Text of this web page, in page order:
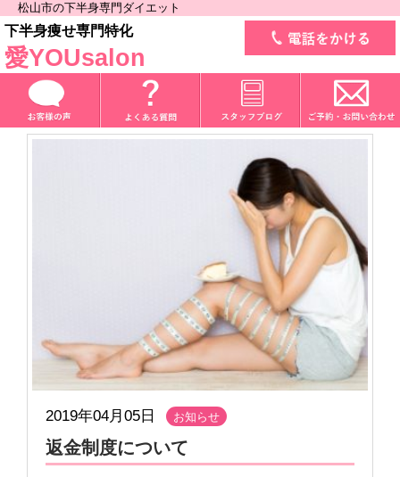
松山市の下半身専門ダイエット
下半身痩せ専門特化
愛YOUsalon
2019年04月05日 お知らせ
返金制度について